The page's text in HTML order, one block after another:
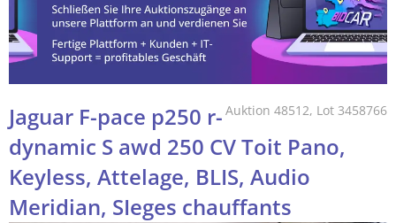
Auktion 48512, Lot 3458766
Jaguar F-pace p250 r-
dynamic S awd 250 CV Toit Pano,
Keyless, Attelage, BLIS, Audio
Meridian, SIeges chauffants